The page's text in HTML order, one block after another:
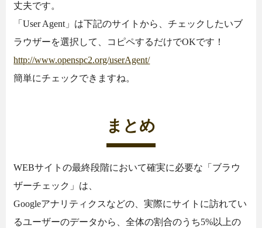
丈夫です。
「User Agent」は下記のサイトから、チェックしたいブ
ラウザーを選択して、コピペするだけでOKです！
http://www.openspc2.org/userAgent/
簡単にチェックできますね。
まとめ
WEBサイトの最終段階において確実に必要な「ブラウ
ザーチェック」は、
Googleアナリティクスなどの、実際にサイトに訪れてい
るユーザーのデータから、全体の割合のうち5%以上の